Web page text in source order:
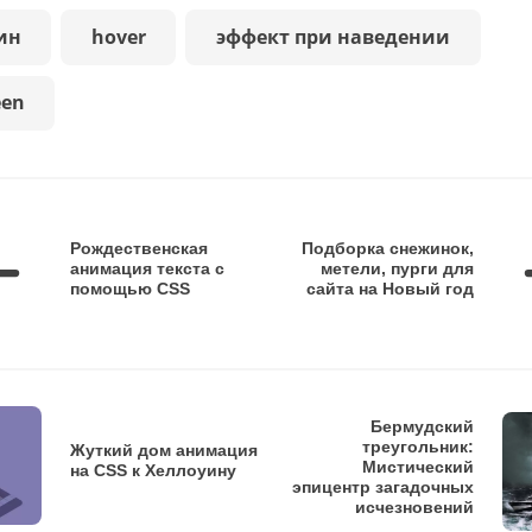
0.5s; hover эффект при наведении
Рождественская
анимация текста с
помощью CSS
Подборка снежинок,
метели, пурги для
сайта на Новый год
Жуткий дом анимация
на CSS к Хеллоуину
Бермудский
треугольник:
Мистический
эпицентр загадочных
исчезновений